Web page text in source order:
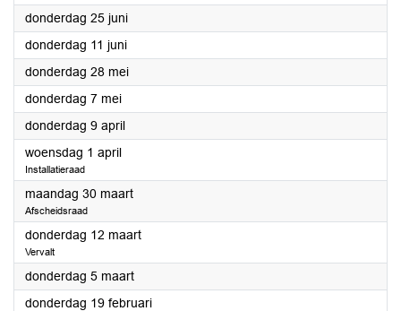
donderdag 25 juni2026
donderdag 11 juni2026
donderdag 28 mei2026
donderdag 7 mei2026
donderdag 9 april2026
woensdag 1 april2026
Installatieraad
maandag 30 maart2026
Afscheidsraad
donderdag 12 maart2026
Vervalt
donderdag 5 maart2026
donderdag 19 februari2026